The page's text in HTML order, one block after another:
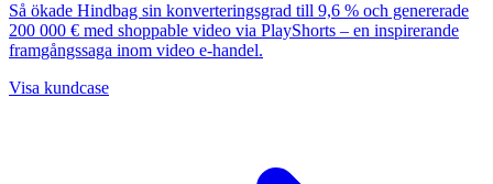
Så ökade Hindbag sin konverteringsgrad till 9,6 % och genererade
200 000 € med shoppable video via PlayShorts – en inspirerande
framgångssaga inom video e-handel.
Visa kundcase